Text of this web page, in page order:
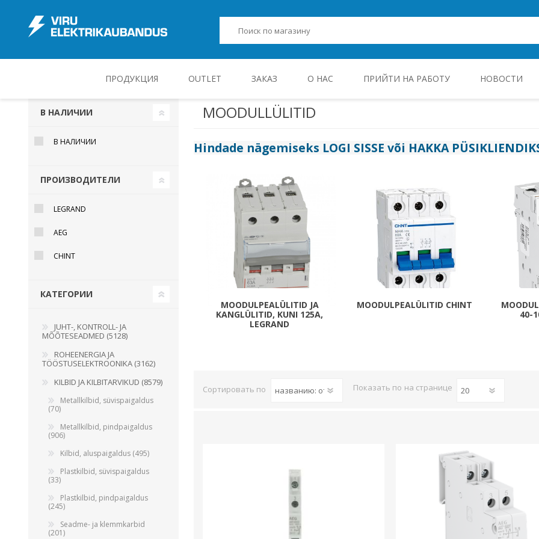
ПРОДУКЦИЯ
JUHT-, KONTROLL- JA MÕÕTESEADMED
Toiteplokid AC/DC, DC/DC
View All
ROHEENERGIA JA TÖÖSTUSELEKTROONIKA
Päikeseenergia
Elektriautode laadijad ja komponendid
Kontrollerid
INSTALLATSIOONITARVIKUD
OUTLET ЗАКАЗ О НАС ПРИЙТИ НА РАБОТУ НОВОСТИ
MOODULLÜLITID
Hindade nägemiseks LOGI SISSE või HAKKA
MOODULPEALÜLITID JA
KANGLÜLITID, KUNI 125A,
LEGRAND
MOODULPEALÜLITID CHINT
40-
Сортировать по Показать по на странице
В НАЛИЧИИ
В НАЛИЧИИ
ПРОИЗВОДИТЕЛИ
LEGRAND
AEG
CHINT
КАТЕГОРИИ
JUHT-, KONTROLL- JA
MÕÕTESEADMED (5128)
ROHEENERGIA JA
TÖÖSTUSELEKTROONIKA (3162)
KILBID JA KILBITARVIKUD (8579)
Metallkilbid, süvispaigaldus
(70)
Metallkilbid, pindpaigaldus
(906)
Kilbid, aluspaigaldus (495)
Plastkilbid, süvispaigaldus
(33)
Plastkilbid, pindpaigaldus
(245)
Seadme- ja klemmkarbid
(201)